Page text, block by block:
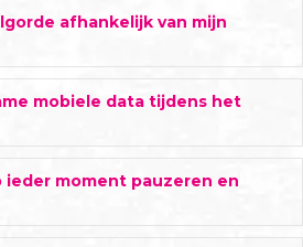
afhankelijk van mijn
mobiele data tijdens het
ieder moment pauzeren en